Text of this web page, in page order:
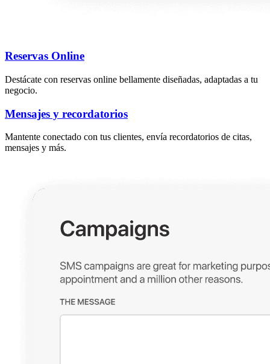
Reservas Online
Destácate con reservas online bellamente diseñadas, adaptadas a tu
negocio.
Mensajes y recordatorios
Mantente conectado con tus clientes, envía recordatorios de citas,
mensajes y más.